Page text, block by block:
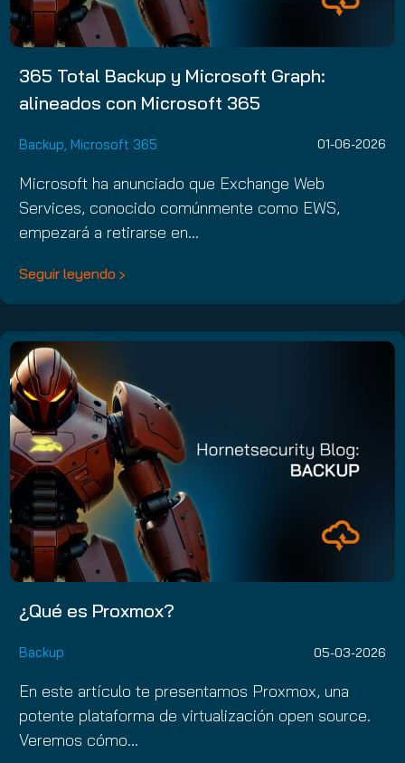
365 Total Backup y Microsoft Graph:
alineados con Microsoft 365
Backup, Microsoft 365 01-06-2026
Microsoft ha anunciado que Exchange Web
Services, conocido comúnmente como EWS,
empezará a retirarse en…
Seguir leyendo
¿Qué es Proxmox?
Backup 05-03-2026
En este artículo te presentamos Proxmox, una
potente plataforma de virtualización open source.
Veremos cómo…